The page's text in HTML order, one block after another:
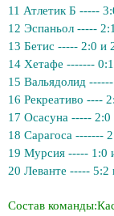
11 Атлетик Б -----
12 Эспаньол -----
13 Бетис ----- 2:0 и
14 Хетафе -------
15 Вальядолид
16 Рекреативо ----
17 Осасуна ----- 2:0
18 Сарагоса -------
19 Мурсия ----- 1:0
20 Леванте ----- 5:2
Состав